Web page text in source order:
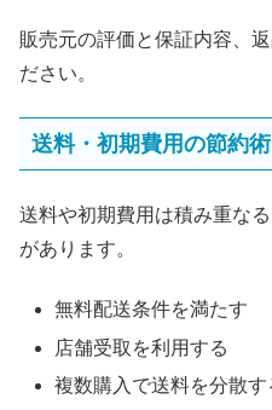
販売元の評価と保証内容、
ださい。
送料・初期費用の節約術
送料や初期費用は積み重な
があります。
無料配送条件を満たす
店舗受取を利用する
複数購入で送料を分散す